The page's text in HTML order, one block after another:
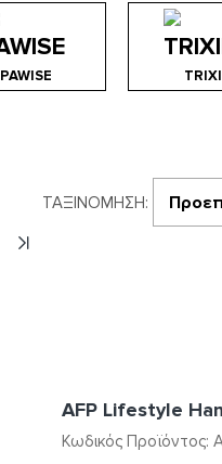
PAWISE
ΤΑΞΙΝΌΜΗΣΗ:
Κωδικός Προϊόντος:
AFP Lifestyle